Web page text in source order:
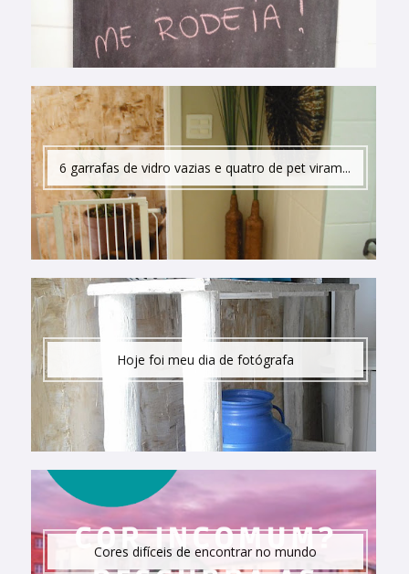
6 garrafas de vidro vazias e quatro de pet viram...
Hoje foi meu dia de fotógrafa
Cores difíceis de encontrar no mundo